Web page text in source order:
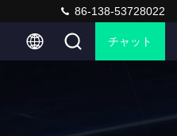
86-138-53728022
チャット